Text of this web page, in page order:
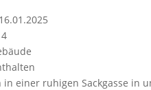
16.01.2025
einer ruhigen Sackgasse in